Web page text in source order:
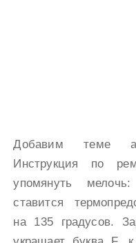
Добавим теме
Инструкция по
упомянуть
ставится
на 135 градусов.